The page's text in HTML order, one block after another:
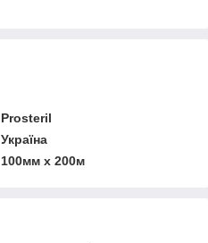
Prosteril
Україна
100мм х 200м